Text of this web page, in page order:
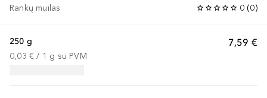
Rankų muilas 0 (0)
7,59 €
250 g
0,03 € / 1 g su PVM